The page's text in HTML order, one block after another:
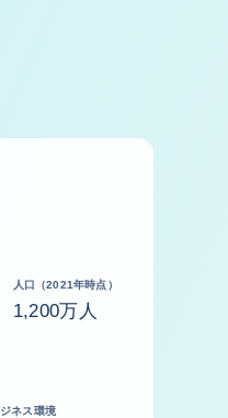
人口（2021年時点）
1,200万人
ジネス環境